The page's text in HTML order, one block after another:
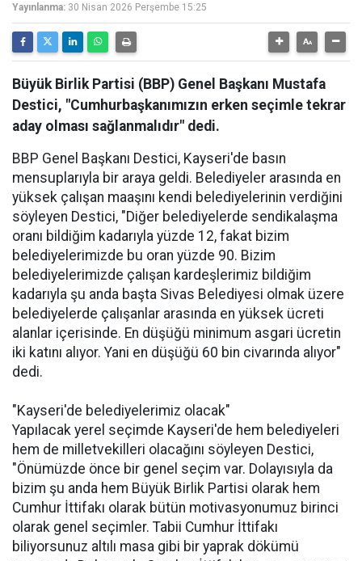
Yayınlanma: 30 Nisan 2026 Perşembe 15:25
Büyük Birlik Partisi (BBP) Genel Başkanı Mustafa
Destici, "Cumhurbaşkanımızın erken seçimle tekrar
aday olması sağlanmalıdır" dedi.
BBP Genel Başkanı Destici, Kayseri'de basın
mensuplarıyla bir araya geldi. Belediyeler arasında en
yüksek çalışan maaşını kendi belediyelerinin verdiğini
söyleyen Destici, "Diğer belediyelerde sendikalaşma
oranı bildiğim kadarıyla yüzde 12, fakat bizim
belediyelerimizde bu oran yüzde 90. Bizim
belediyelerimizde çalışan kardeşlerimiz bildiğim
kadarıyla şu anda başta Sivas Belediyesi olmak üzere
belediyelerde çalışanlar arasında en yüksek ücreti
alanlar içerisinde. En düşüğü minimum asgari ücretin
iki katını alıyor. Yani en düşüğü 60 bin civarında alıyor"
dedi.
"Kayseri'de belediyelerimiz olacak"
Yapılacak yerel seçimde Kayseri'de hem belediyeleri
hem de milletvekilleri olacağını söyleyen Destici,
"Önümüzde önce bir genel seçim var. Dolayısıyla da
bizim şu anda hem Büyük Birlik Partisi olarak hem
Cumhur İttifakı olarak bütün motivasyonumuz birinci
olarak genel seçimler. Tabii Cumhur İttifakı
biliyorsunuz altılı masa gibi bir yaprak dökümü